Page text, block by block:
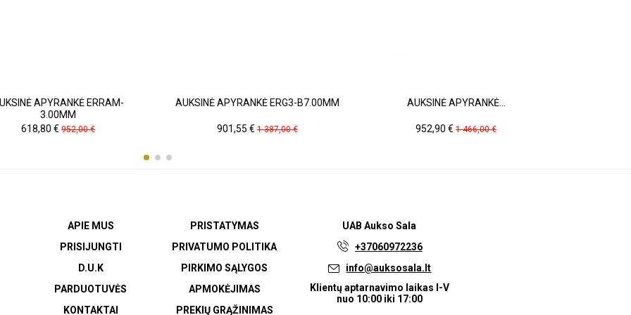
APYRANKĖ ERRAM-
3.00MM
Kaina
618,80 € Pradinė
952,00 €
AUKSINĖ APYRANKĖ ERG3-B7.00MM
Kaina
901,55 €Pradinė
kaina
1 387,00 €
AUKSINĖ APYRANKĖ...
Kaina
952,90 € Pradinė
kaina
1 466,00 €
APIE MUS
PRISIJUNGTI
D.U.K
PARDUOTUVĖS
KONTAKTAI
PRISTATYMAS
PRIVATUMO POLITIKA
PIRKIMO SĄLYGOS
APMOKĖJIMAS
PREKIŲ GRĄŽINIMAS
UABAukso Sala
+37060972236
info@auksosala.lt
Klientų aptarnavimo laikas I-V
nuo 10:00 iki 17:00